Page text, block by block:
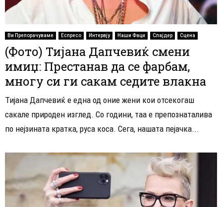
Ви Препорачуваме Еспресо Интервју Наши Фаци Слајдер Сцена
(Фото) Тијана Дапчевиќ смени
имиџ: Престанав да се фарбам,
многу си ги сакам седите влакна
Тијана Дапчевиќ е една од оние жени кои отсекогаш
сакале природен изглед. Со години, таа е препознаталива
по нејзината кратка, руса коса. Сега, нашата пејачка...